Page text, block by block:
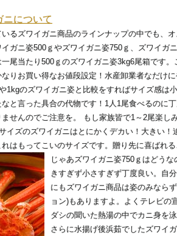
ニについて
るズワイガニ商品のラインナップの中でも、
ガニ姿500ｇやズワイガニ姿750ｇ、ズワイガ
尾当たり500ｇのズワイガニ姿3kg6尾箱です
りお買い得なお値段設定！水産卸業者なだけ
1kgのズワイガニ姿と比較をすればサイズ感は
なと言った具合の代物です！1人1尾食べるのに
せんのでご注意を。 もし家族皆で1～2尾楽
イズのズワイガニはとにかくデカい！大きい
はもってこいのサイズです。贈り先に喜ばれ
じゃあズワイガニ姿750ｇはどう
きすぎず小さすぎず丁度良い。自
にもズワイガニ商品は姿のみなら
ョン)もありますよ。よくテレビ
ダシの聞いた熱湯の中でカニ身を
さらに水揚げ後浜茹でしたズワイ